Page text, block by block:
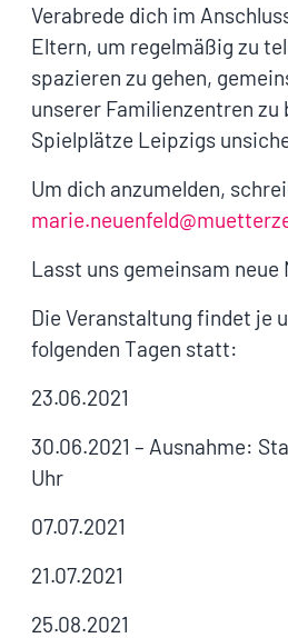
Verabrede dich im
Eltern, um regelmäßig zu
spazieren zu gehen,
unserer Familienzentren zu
Spielplätze Leipzigs
Um dich anzumelden,
Lasst uns gemeinsam neue
Die Veranstaltung findet je
folgenden Tagen statt:
23.06.2021
30.06.2021 – Ausnahme:
Uhr
07.07.2021
21.07.2021
25.08.2021